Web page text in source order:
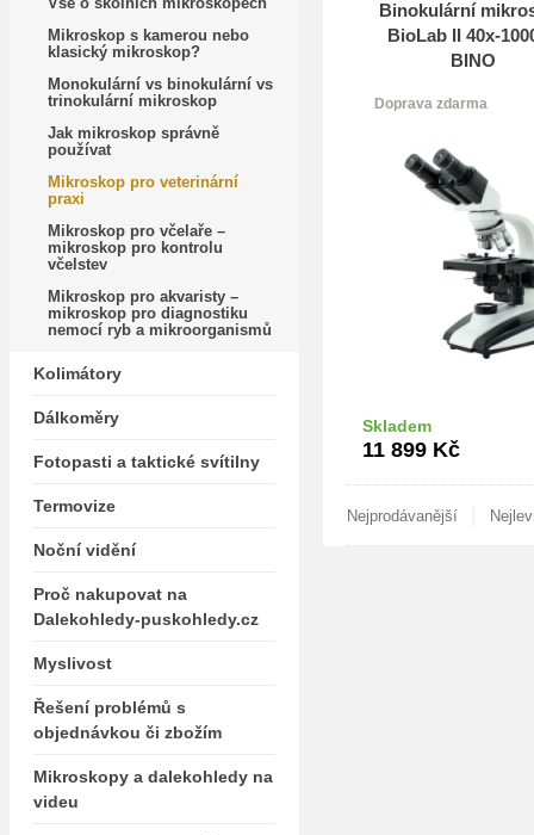
Binokulární
BioLab II 40x-
BINO
Doprava zdarma
Skladem
11 899 Kč
Nejprodávanější
Mikroskop s kamerou nebo
klasický mikroskop?
Monokulární vs binokulární vs
trinokulární mikroskop
Jak mikroskop správně
používat
Mikroskop pro veterinární
praxi
Mikroskop pro včelaře –
mikroskop pro kontrolu
včelstev
Mikroskop pro akvaristy –
mikroskop pro diagnostiku
nemocí ryb a mikroorganismů
Kolimátory
Dálkoměry
Fotopasti a taktické svítilny
Termovize
Noční vidění
Proč nakupovat na
Dalekohledy-puskohledy.cz
Myslivost
Řešení problémů s
objednávkou či zbožím
Mikroskopy a dalekohledy na
videu